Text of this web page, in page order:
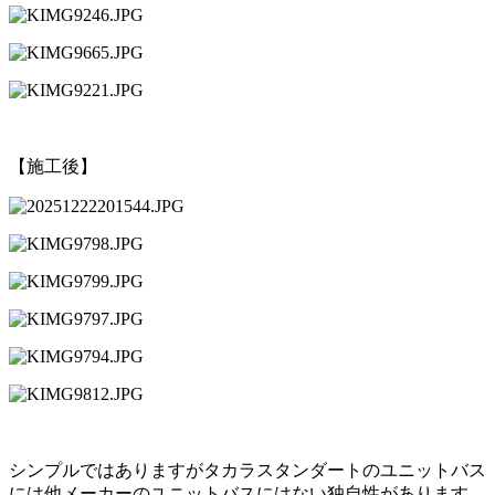
【施工後】
シンプルではありますがタカラスタンダートのユニットバス